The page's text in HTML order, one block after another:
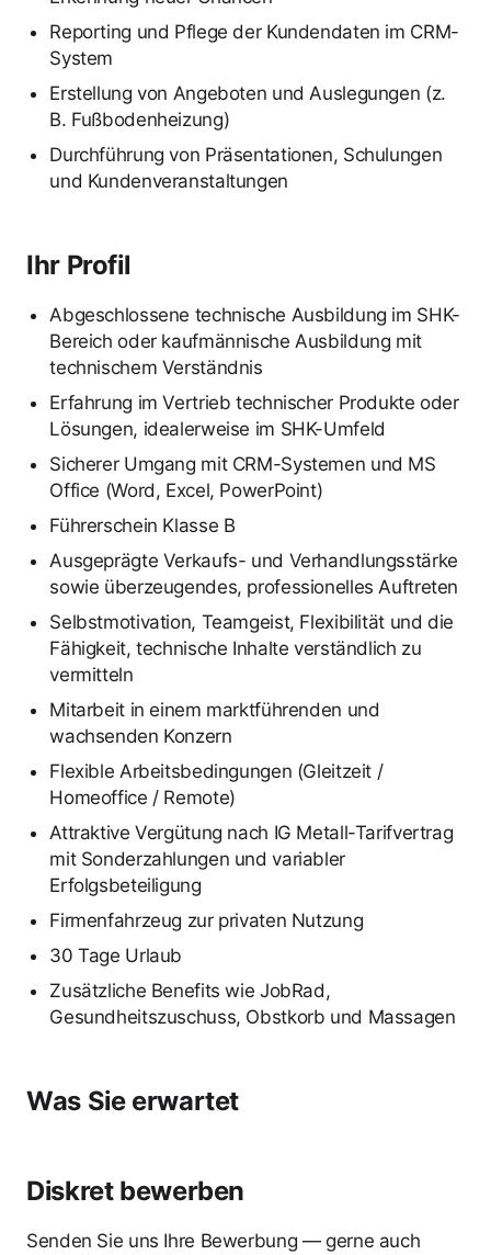
Reporting und Pflege der Kundendaten im CRM-
System
Erstellung von Angeboten und Auslegungen (z.
B. Fußbodenheizung)
Durchführung von Präsentationen, Schulungen
und Kundenveranstaltungen
Ihr Profil
Abgeschlossene technische Ausbildung im SHK-
Bereich oder kaufmännische Ausbildung mit
technischem Verständnis
Erfahrung im Vertrieb technischer Produkte oder
Lösungen, idealerweise im SHK-Umfeld
Sicherer Umgang mit CRM-Systemen und MS
Office (Word, Excel, PowerPoint)
Führerschein Klasse B
Ausgeprägte Verkaufs- und Verhandlungsstärke
sowie überzeugendes, professionelles Auftreten
Selbstmotivation, Teamgeist, Flexibilität und die
Fähigkeit, technische Inhalte verständlich zu
vermitteln
Mitarbeit in einem marktführenden und
wachsenden Konzern
Flexible Arbeitsbedingungen (Gleitzeit /
Homeoffice / Remote)
Attraktive Vergütung nach IG Metall-Tarifvertrag
mit Sonderzahlungen und variabler
Erfolgsbeteiligung
Firmenfahrzeug zur privaten Nutzung
30 Tage Urlaub
Zusätzliche Benefits wie JobRad,
Gesundheitszuschuss, Obstkorb und Massagen
Was Sie erwartet
Diskret bewerben
Senden Sie uns Ihre Bewerbung — gerne auch